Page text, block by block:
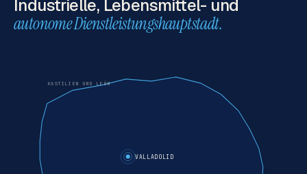
Industrielle, Lebensmittel- und
autonome Dienstleistungshauptstadt.
VALLADOLID
KASTILIEN UND LEÓN